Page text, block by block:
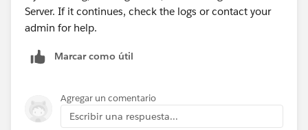
Server. If it continues, check the logs or contact your
admin for help.
Marcar como útil
Agregar un comentario
Escribir una respuesta...